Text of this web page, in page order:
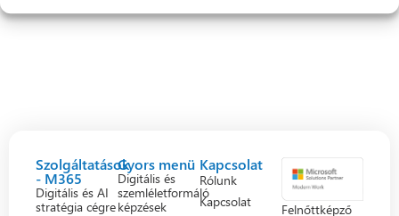
Szolgáltatások
- M365
Digitális és AI
stratégia cégre
Gyors menü
Digitális és
szemléletformáló
képzések
Kapcsolat
Rólunk
Kapcsolat
Felnőttképző